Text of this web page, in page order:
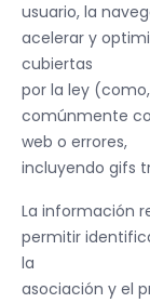
usuario, la
acelerar y
cubiertas
por la ley
comúnmente
web o errores,
incluyendo gifs
La información
permitir
la
asociación y el